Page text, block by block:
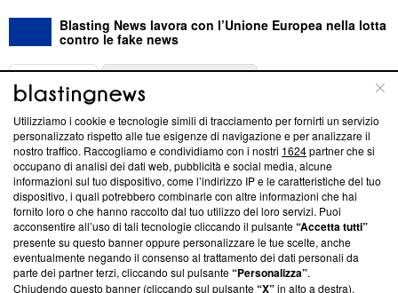
Blasting News lavora con l’Unione Europea nella lotta
contro le fake news
ABOUT
Questa sezione offre informazioni trasparenti su Blasting
News, sui nostri processi editoriali e su come ci impegniamo a
creare news di qualità. Inoltre, afferma la nostra aderenza a
‘Trust Project - News with Integrity’Blasting News non è
ancora membro del programma, ma ha richiesto di farne
parte; Trust Project non ha ancora effettuato una verifica di
conformità agli standard.
Su di noi
Utilizziamo i cookie e tecnologie simili di tracciamento per fornirti un servizio
personalizzato rispetto alle tue esigenze di navigazione e per analizzare il
nostro traffico. Raccogliamo e condividiamo con i nostri 1624partner che si
occupano di analisi dei dati web, pubblicità e social media, alcune
informazioni sul tuo dispositivo, come l’indirizzo IP e le caratteristiche del tuo
dispositivo, i quali potrebbero combinarle con altre informazioni che hai
fornito loro o che hanno raccolto dal tuo utilizzo dei loro servizi. Puoi
acconsentire all’uso di tali tecnologie cliccando il pulsante“Accetta tutti”
presente su questo banner oppure personalizzare le tue scelte, anche
eventualmente negando il consenso al trattamento dei dati personali da
parte dei partner terzi, cliccando sul pulsante“Personalizza”.
Chiudendo questo banner (cliccando sul pulsante“X”in alto a destra),